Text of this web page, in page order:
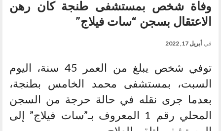
وفاة شخص بمستشفى طنجة كان رهن
الاعتقال بسجن “سات فيلاج”
في أبريل 17, 2022
توفي شخص يبلغ من العمر 45 سنة، اليوم
السبت، بمستشفى محمد الخامس بطنجة،
بعدما جرى نقله في حالة حرجة من السجن
المحلي رقم 1 المعروف بـ”سات فيلاج” إلى